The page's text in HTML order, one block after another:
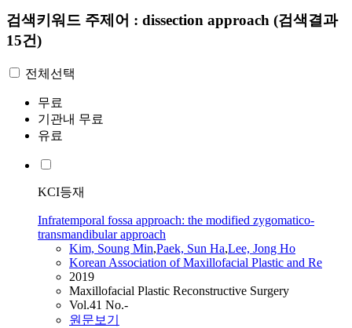
검색키워드 주제어 : dissection approach (검색결과
15건)
전체선택
무료
기관내 무료
유료
KCI등재
Infratemporal fossa approach: the modified zygomatico-
transmandibular approach
Kim, Soung Min,Paek, Sun Ha,Lee, Jong Ho
Korean Association of Maxillofacial Plastic and Re
2019
Maxillofacial Plastic Reconstructive Surgery
Vol.41 No.-
원문보기